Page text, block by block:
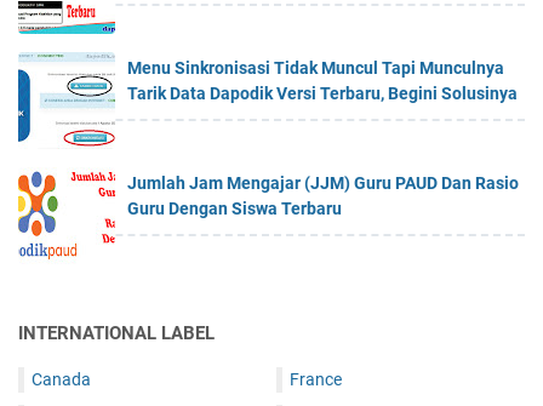
Menu Sinkronisasi Tidak Muncul Tapi Munculnya
Tarik Data Dapodik Versi Terbaru, Begini Solusinya
Jumlah Jam Mengajar (JJM) Guru PAUD Dan Rasio
Guru Dengan Siswa Terbaru
INTERNATIONAL LABEL
Canada
France